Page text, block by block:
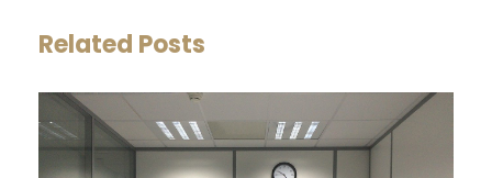
Related Posts